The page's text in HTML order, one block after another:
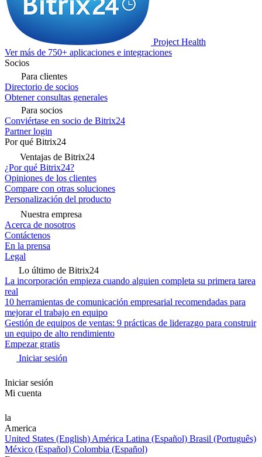
Project Health
Ver más de 750+ aplicaciones e integraciones
Socios
Para clientes
Directorio de socios
Obtener consultas generales
Para socios
Conviértase en socio de Bitrix24
Partner login
Por qué Bitrix24
Ventajas de Bitrix24
¿Por qué Bitrix24?
Opiniones de los clientes
Compare con otras soluciones
Personalización del producto
Nuestra empresa
Acerca de nosotros
Contáctenos
En la prensa
Legal
Lo último de Bitrix24
La incorporación empieza cuando alguien completa su primera tarea
real
10 herramientas de comunicación empresarial recomendadas para
mejorar el trabajo en equipo
Gestión de equipos de ventas: 9 prácticas de liderazgo para construir
un equipo de alto rendimiento
Empezar gratis
Iniciar sesión
Iniciar sesión
Mi cuenta
la
America
United States (English) América Latina (Español) Brasil (Português)
México (Español) Colombia (Español)